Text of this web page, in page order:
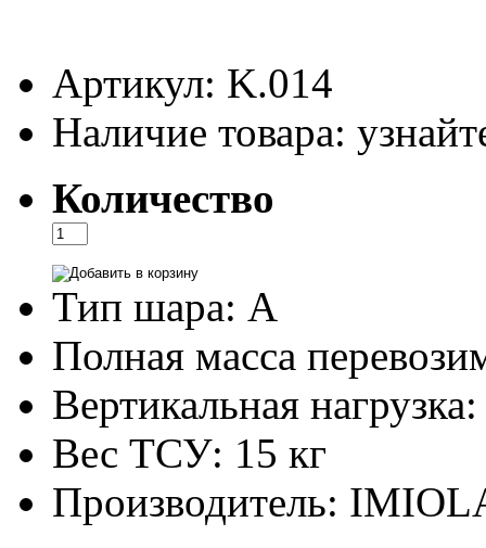
Артикул: K.014
Наличие товара:
Количество
Тип шара: A
Полная масса
Вертикальная нагрузка:
Вес ТСУ: 15 кг
Производитель: